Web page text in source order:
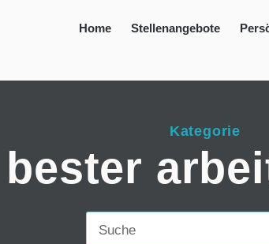
Home Stellenangebote
Kategorie
bester